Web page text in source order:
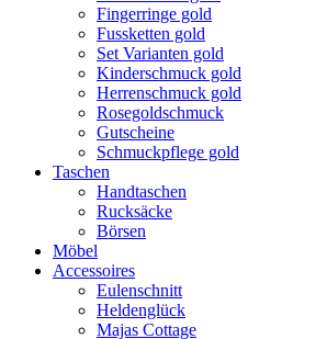
Fingerringe gold
Fussketten gold
Set Varianten gold
Kinderschmuck gold
Herrenschmuck gold
Rosegoldschmuck
Gutscheine
Schmuckpflege gold
Taschen
Handtaschen
Rucksäcke
Börsen
Möbel
Accessoires
Eulenschnitt
Heldenglück
Majas Cottage